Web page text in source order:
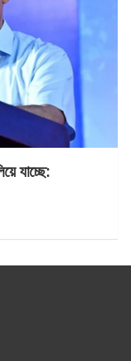
যাচ্ছে: